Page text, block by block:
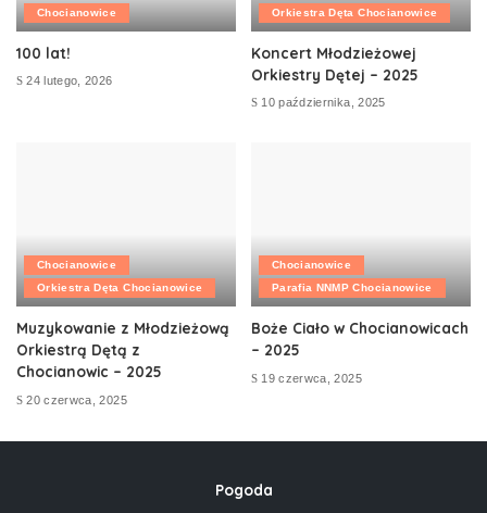
Chocianowice
100 lat!
24 lutego, 2026
Orkiestra Dęta Chocianowice
Koncert Młodzieżowej
Orkiestry Dętej – 2025
10 października, 2025
Chocianowice
Orkiestra Dęta Chocianowice
Muzykowanie z Młodzieżową
Orkiestrą Dętą z
Chocianowic – 2025
20 czerwca, 2025
Chocianowice
Parafia NNMP Chocianowice
Boże Ciało w Chocianowicach
– 2025
19 czerwca, 2025
Pogoda